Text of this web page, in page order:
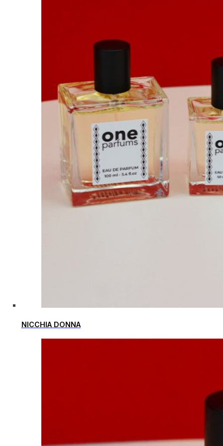
NICCHIA DONNA